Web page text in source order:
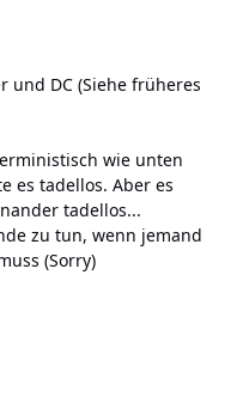
und DC (Siehe früheres
wie unten
es tadellos. Aber es
tadellos...
zu tun, wenn jemand
(Sorry)